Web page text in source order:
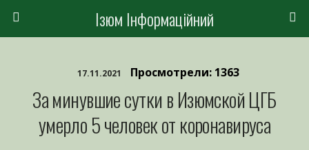
Ізюм Інформаційний
17.11.2021 Просмотрели: 1363
За минувшие сутки в Изюмской ЦГБ
умерло 5 человек от коронавируса